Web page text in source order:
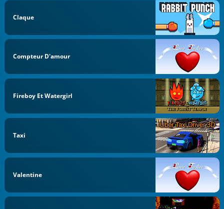
Claque
Compteur D'amour
Fireboy Et Watergirl
Taxi
Valentine